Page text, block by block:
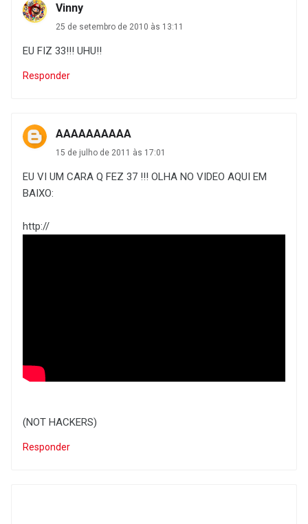
Vinny
25 de setembro de 2010 às 13:11
EU FIZ 33!!! UHU!!
Responder
AAAAAAAAAA
15 de julho de 2011 às 17:01
EU VI UM CARA Q FEZ 37 !!! OLHA NO VIDEO AQUI EM
BAIXO:
http://
(NOT HACKERS)
Responder